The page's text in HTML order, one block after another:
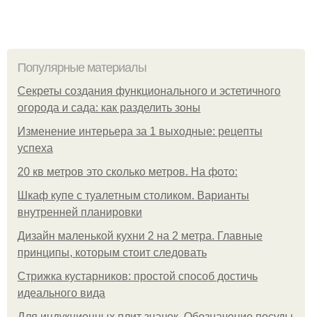
Популярные материалы
Секреты создания функционального и эстетичного
огорода и сада: как разделить зоны
Изменение интерьера за 1 выходные: рецепты
успеха
20 кв метров это сколько метров. На фото:
Шкаф купе с туалетным столиком. Варианты
внутренней планировки
Дизайн маленькой кухни 2 на 2 метра. Главные
принципы, которым стоит следовать
Стрижка кустарников: простой способ достичь
идеального вида